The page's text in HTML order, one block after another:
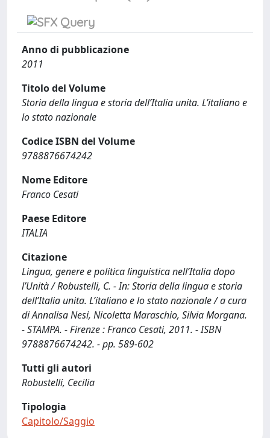
Anno di pubblicazione
2011
Titolo del Volume
Storia della lingua e storia dell’Italia unita. L’italiano e
lo stato nazionale
Codice ISBN del Volume
9788876674242
Nome Editore
Franco Cesati
Paese Editore
ITALIA
Citazione
Lingua, genere e politica linguistica nell’Italia dopo
l’Unità / Robustelli, C. - In: Storia della lingua e storia
dell’Italia unita. L’italiano e lo stato nazionale / a cura
di Annalisa Nesi, Nicoletta Maraschio, Silvia Morgana.
- STAMPA. - Firenze : Franco Cesati, 2011. - ISBN
9788876674242. - pp. 589-602
Tutti gli autori
Robustelli, Cecilia
Tipologia
Capitolo/Saggio